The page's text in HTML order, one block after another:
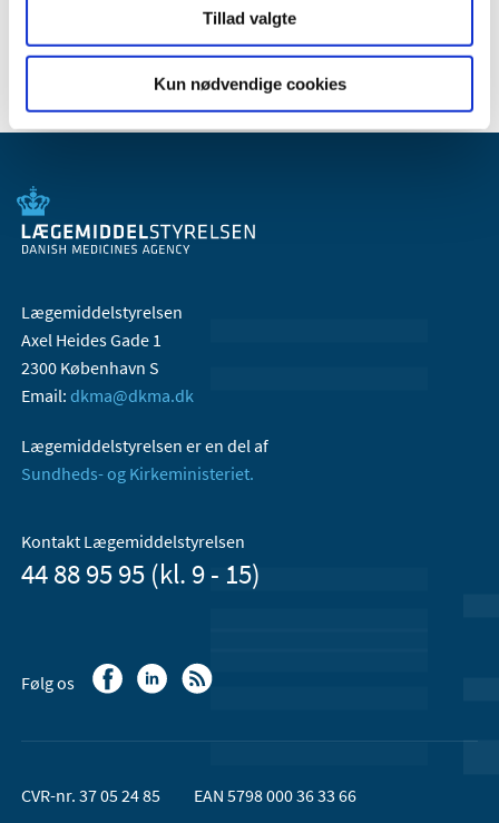
Tillad valgte
Kun nødvendige cookies
Lægemiddelstyrelsen
Axel Heides Gade 1
2300 København S
Email: dkma@dkma.dk
Lægemiddelstyrelsen er en del af
Sundheds- og Kirkeministeriet.
Kontakt Lægemiddelstyrelsen
44 88 95 95 (kl. 9 - 15)
Følg os
CVR-nr. 37 05 24 85 EAN 5798 000 36 33 66